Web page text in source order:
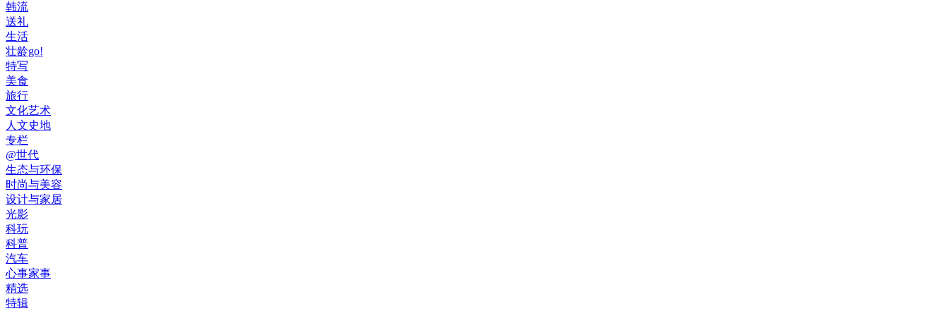
韩流
送礼
生活
壮龄go!
特写
美食
旅行
文化艺术
人文史地
专栏
@世代
生态与环保
时尚与美容
设计与家居
光影
科玩
科普
汽车
心事家事
精选
特辑